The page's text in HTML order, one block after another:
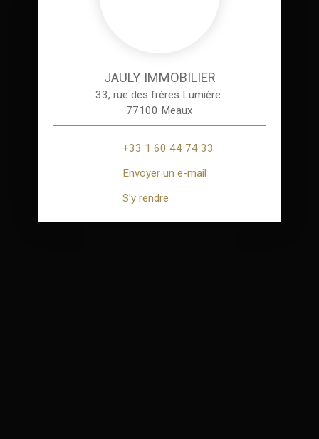
JAULY IMMOBILIER
33, rue des frères Lumière
77100 Meaux
+33 1 60 44 74 33
Envoyer un e-mail
S'y rendre